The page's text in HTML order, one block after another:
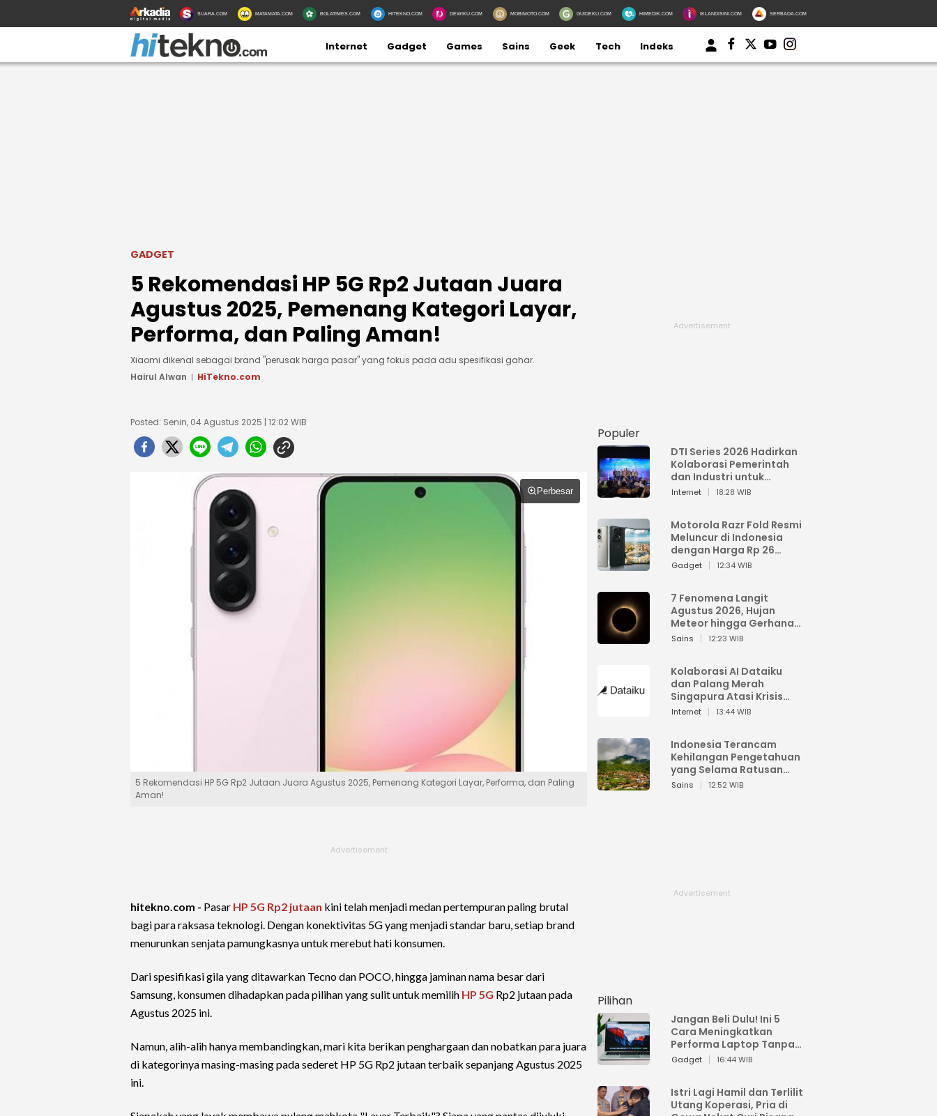
SUARA.COM MATAMATA.COM BOLATIMES.COM HITEKNO.COM DEWIKU.COM MOBIMOTO.COM GUIDEKU.COM HIMEDIK.COM IKLANDISINI.COM SERBADA.COM
Internet Gadget Games Sains Geek Tech Indeks
GADGET
5 Rekomendasi HP 5G Rp2 Jutaan Juara
Agustus 2025, Pemenang Kategori Layar,
Performa, dan Paling Aman!
Xiaomi dikenal sebagai brand "perusak harga pasar" yang fokus pada adu spesifikasi gahar.
Hairul Alwan
HiTekno.com
Posted: Senin, 04 Agustus 2025 | 12:02 WIB
Perbesar
5 Rekomendasi HP 5G Rp2 Jutaan Juara Agustus 2025, Pemenang Kategori Layar, Performa, dan Paling
Aman!
hitekno.com - Pasar HP 5G Rp2 jutaan kini telah menjadi medan pertempuran paling brutal
bagi para raksasa teknologi. Dengan konektivitas 5G yang menjadi standar baru, setiap brand
menurunkan senjata pamungkasnya untuk merebut hati konsumen.
Dari spesifikasi gila yang ditawarkan Tecno dan POCO, hingga jaminan nama besar dari
Samsung, konsumen dihadapkan pada pilihan yang sulit untuk memilih HP 5G Rp2 jutaan pada
Agustus 2025 ini.
Namun, alih-alih hanya membandingkan, mari kita berikan penghargaan dan nobatkan para juara
di kategorinya masing-masing pada sederet HP 5G Rp2 jutaan terbaik sepanjang Agustus 2025
ini.
Populer
DTI Series 2026 Hadirkan
Kolaborasi Pemerintah
dan Industri untuk
Percepatan
Internet 18:28 WIB
Motorola Razr Fold Resmi
Meluncur di Indonesia
dengan Harga Rp 26
Jutaan
Gadget 12:34 WIB
7 Fenomena Langit
Agustus 2026, Hujan
Meteor hingga Gerhana
Matahari
Sains 12:23 WIB
Kolaborasi AI Dataiku
dan Palang Merah
Singapura Atasi Krisis
Bencana
Internet 13:44 WIB
Indonesia Terancam
Kehilangan Pengetahuan
yang Selama Ratusan
Tahun Menjaga Alam
Sains 12:52 WIB
Pilihan
Jangan Beli Dulu! Ini 5
Cara Meningkatkan
Performa Laptop Tanpa
Harus Beli Baru
Gadget 16:44 WIB
Istri Lagi Hamil dan Terlilit
Utang Koperasi, Pria di